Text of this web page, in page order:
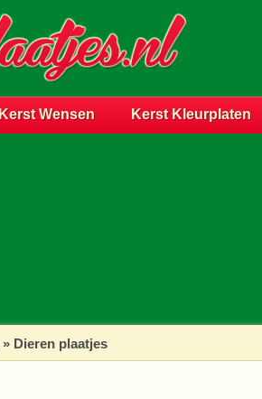
Kerst Wensen Kerst Kleurplaten
» Dieren plaatjes